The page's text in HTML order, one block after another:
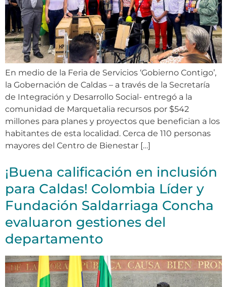
En medio de la Feria de Servicios ‘Gobierno Contigo’,
la Gobernación de Caldas – a través de la Secretaría
de Integración y Desarrollo Social- entregó a la
comunidad de Marquetalia recursos por $542
millones para planes y proyectos que benefician a los
habitantes de esta localidad. Cerca de 110 personas
mayores del Centro de Bienestar […]
¡Buena calificación en inclusión
para Caldas! Colombia Líder y
Fundación Saldarriaga Concha
evaluaron gestiones del
departamento